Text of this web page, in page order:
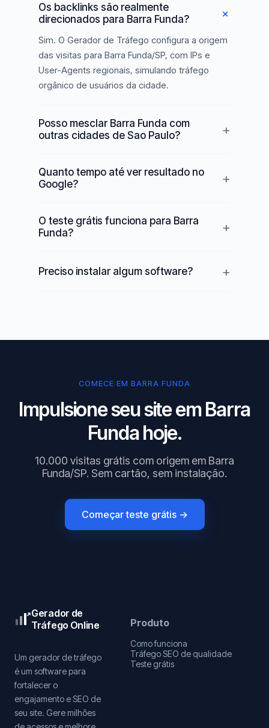
Os backlinks são realmente
direcionados para Barra Funda?
Sim. O Gerador de Tráfego configura a origem
das visitas para Barra Funda/SP, com IPs e
User-Agents regionais, simulando tráfego
orgânico de usuários da cidade.
Posso mesclar Barra Funda com
outras cidades de Sao Paulo?
Quanto tempo até ver resultado no
Google?
O teste grátis funciona para Barra
Funda?
Preciso instalar algum software?
COMECE EM BARRA FUNDA
Impulsione seu site em Barra
Funda hoje.
10.000 visitas grátis com origem em Barra
Funda/SP. Sem cartão, sem instalação.
Começar teste grátis →
Gerador de
Tráfego Online
Um gerador de tráfego
é um software para
fortalecer o
engajamento e SEO de
seu site. Gere milhões
Produto
Como funciona
Tráfego SEO de qualidade
Teste grátis